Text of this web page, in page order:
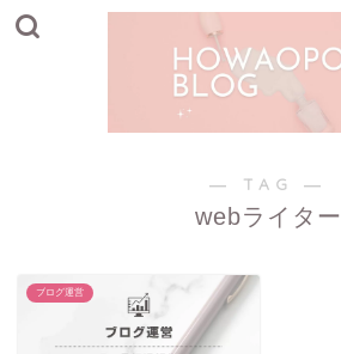
― TAG ―
webライター
ブログ運営